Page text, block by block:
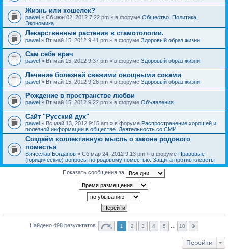
Жизнь или кошелек?
pawel » Сб июн 02, 2012 7:22 pm » в форуме Общество. Политика.
Экономика
Лекарственные растения в стамотологии.
pawel » Вт май 15, 2012 9:41 pm » в форуме Здоровый образ жизни
Сам себе врач
pawel » Вт май 15, 2012 9:37 pm » в форуме Здоровый образ жизни
Лечение болезней свежими овощными соками
pawel » Вт май 15, 2012 9:26 pm » в форуме Здоровый образ жизни
Рождение в пространстве любви
pawel » Вт май 15, 2012 9:22 pm » в форуме Объявления
Сайт "Русский дух"
pawel » Вс май 13, 2012 9:15 am » в форуме Распространение хорошей и
полезной информации в обществе. Деятельность со СМИ
Создаём коллективную мысль о законе родового
поместья
Вячеслав Богданов » Сб мар 24, 2012 9:13 pm » в форуме Правовые
(юридические) вопросы по родовому поместью. Защита против клеветы
Показать сообщения за
Найдено 498 результатов 1 2 3 4 5 10
Перейти